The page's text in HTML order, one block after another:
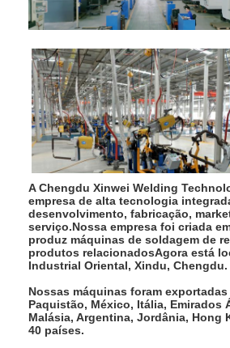
Máquina do alimentador da porca
Balanceador de molas industrial
extrator de dentes de carro
Máquina de soldadura do ponto da
A Chengdu Xinwei Welding
empresa de alta tecnologia
desenvolvimento, fabricação,
serviço.Nossa empresa foi criada
produz máquinas de soldagem de
produtos relacionadosAgora está
Industrial Oriental, Xindu, Chengdu.
Nossas máquinas foram
Paquistão, México, Itália, Emirados
Malásia, Argentina, Jordânia, Hong
40 países.